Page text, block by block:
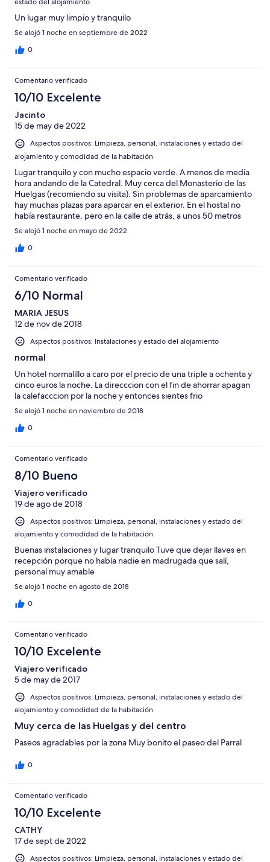
Horrible
estado del alojamiento
Un lugar muy limpio y tranquilo
Se alojó 1 noche en septiembre de 2022
0
Comentario verificado
10/10 Excelente
Jacinto
15 de may de 2022
Aspectos positivos: Limpieza, personal, instalaciones y estado del
alojamiento y comodidad de la habitación
Lugar tranquilo y con mucho espacio verde. A menos de media
hora andando de la Catedral. Muy cerca del Monasterio de las
Huelgas (recomiendo su visita). Sin problemas de aparcamiento
hay muchas plazas para aparcar en el exterior. En el hostal no
había restaurante, pero en la calle de atrás, a unos 50 metros
hay dos cafeterías restaurantes con menús y raciones a muy
buen precio. Las habitaciones son amplias y colchones cómodos,
muy tranquilo y silencioso. Sin duda, lo recomiendo.
Se alojó 1 noche en mayo de 2022
0
Comentario verificado
6/10 Normal
MARIA JESUS
12 de nov de 2018
Aspectos positivos: Instalaciones y estado del alojamiento
normal
Un hotel normalillo a caro por el precio de una triple a ochenta y
cinco euros la noche. La direcccion con el fin de ahorrar apagan
la calefacccion por la noche y entonces sientes frio
Se alojó 1 noche en noviembre de 2018
0
Comentario verificado
8/10 Bueno
Viajero verificado
19 de ago de 2018
Aspectos positivos: Limpieza, personal, instalaciones y estado del
alojamiento y comodidad de la habitación
Buenas instalaciones y lugar tranquilo Tuve que dejar llaves en
recepción porque no había nadie en madrugada que salí,
personal muy amable
Se alojó 1 noche en agosto de 2018
0
Comentario verificado
10/10 Excelente
Viajero verificado
5 de may de 2017
Aspectos positivos: Limpieza, personal, instalaciones y estado del
alojamiento y comodidad de la habitación
Muy cerca de las Huelgas y del centro
Paseos agradables por la zona Muy bonito el paseo del Parral
0
Comentario verificado
10/10 Excelente
CATHY
17 de sept de 2022
Aspectos positivos: Limpieza, personal, instalaciones y estado del